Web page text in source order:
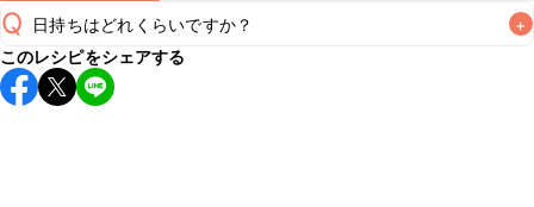
Q 日持ちはどれくらいですか？ +
保存期間は冷蔵で翌日中が目安です。なるべくお早めにお召
し上がりください。
このレシピをシェアする